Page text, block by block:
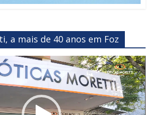
a mais de 40 anos em Foz